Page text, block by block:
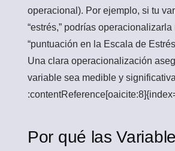
operacional). Por ejemplo, si tu
“estrés,” podrías
“puntuación en la Escala de
Una clara operacionalización
variable sea medible y
Por qué las